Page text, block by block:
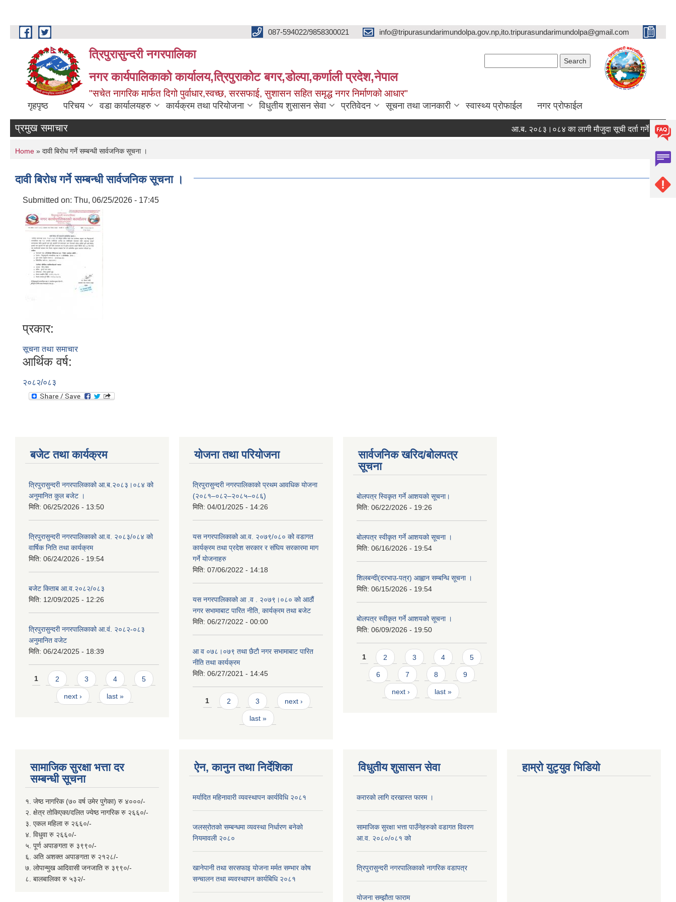
Skip to main content 087-594022/9858300021 info@tripurasundarimundolpa.gov.np,ito.tripurasundarimundolpa@gmail.com
त्रिपुरासुन्दरी नगरपालिका
नगर कार्यपालिकाको कार्यालय,त्रिपुराकोट बगर,डोल्पा,कर्णाली प्रदेश,नेपाल
"सचेत नागरिक मार्फत दिगो पुर्वाधार,स्वच्छ, सरसफाई, सुशासन सहित समृद्ध नगर निर्माणको आधार"
गृहपृष्ठ परिचय वडा कार्यालयहरु कार्यक्रम तथा परियोजना विधुतीय शुसासन सेवा प्रतिवेदन सूचना तथा जानकारी स्वास्थ्य प्रोफाईल नगर प्रोफाईल
प्रमुख समाचार आ.ब. २०८३।०८४ का लागी मौजुदा सूची दर्ता गर्ने सम्बन्धी सूचना ।
You are here
Home » दावी बिरोध गर्ने सम्बन्धी सार्वजनिक सूचना ।
दावी बिरोध गर्ने सम्बन्धी सार्वजनिक सूचना ।
Submitted on: Thu, 06/25/2026 - 17:45
प्रकार:
सूचना तथा समाचार
आर्थिक वर्ष:
२०८२/०८३
बजेट तथा कार्यक्रम
त्रिपुरासुन्दरी नगरपालिकाको आ.ब.२०८३।०८४ को
अनुमानित कुल बजेट ।
मिति: 06/25/2026 - 13:50
त्रिपुरासुन्दरी नगरपालिकाको आ.व. २०८३/०८४ को
वार्षिक निति तथा कार्यक्रम
मिति: 06/24/2026 - 19:54
बजेट किताब आ.व.२०८२/०८३
मिति: 12/09/2025 - 12:26
त्रिपुरासुन्दरी नगरपालिकाको आ.वं. २०८२-०८३
अनुमानित वजेट
मिति: 06/24/2025 - 18:39
Pages
1 2 3 4 5
next › last »
योजना तथा परियोजना
त्रिपुरासुन्दरी नगरपालिकाको प्रथम आवधिक योजना
(२०८१–०८२–२०८५–०८६)
मिति: 04/01/2025 - 14:26
यस नगरपालिकाको आ.व. २०७९/०८० को वडागत
कार्यक्रम तथा प्रदेश सरकार र संघिय सरकारमा माग
गर्ने याेजनाहरु
मिति: 07/06/2022 - 14:18
यस नगरपालिकाको आ‍ .व . २०७९।०८० को आठौं
नगर सभामाबाट पारित नीति, कार्यक्रम तथा बजेट
मिति: 06/27/2022 - 00:00
आ‍ व ०७८।०७९ तथा छैटाै नगर सभामाबाट पारित
नीति तथा कार्यक्रम
मिति: 06/27/2021 - 14:45
Pages
1 2 3 next ›
last »
सार्वजनिक खरिद/बोलपत्र
सूचना
बाेलपत्र स्विकृत गर्ने आशयकाे सूचना।
मिति: 06/22/2026 - 19:26
बोलपत्र स्वीकृत गर्ने आशयको सूचना ।
मिति: 06/16/2026 - 19:54
शिलबन्दी(दरभाउ-पत्र) आह्वान सम्बन्धि सूचना ।
मिति: 06/15/2026 - 19:54
बोलपत्र स्वीकृत गर्ने आशयको सूचना ।
मिति: 06/09/2026 - 19:50
Pages
1 2 3 4 5
6 7 8 9
next › last »
सामाजिक सुरक्षा भत्ता दर
सम्बन्धी सूचना
१. जेष्ठ नागरिक (७० वर्ष उमेर पुगेका) रु ४०००/-
२. क्षेत्र तोकिएका/दलित ज्येष्ठ नागरिक रु २६६०/-
३. एकल महिला रु २६६०/-
४. विधुवा रु २६६०/-
५. पूर्ण अपाङगता रु ३९९०/-
६. अति अशक्त अपाङगता रु २१२८/-
७. लोपान्मुख आदिवासी जनजाति रु ३९९०/-
८. बालबालिका रु ५३२/-
ऐन, कानुन तथा निर्देशिका
मर्यादित महिनावारी व्यवस्थापन कार्यविधि २०८१
जलस्रोतको सम्बन्धमा व्यवस्था निर्धारण बनेको
नियमावली २०८०
खानेपानी तथा सरसफाइ योजना मर्मत सम्भार कोष
सन्चालन तथा ब्यवस्थापन कार्यबिधि २०८१
विधुतीय शुसासन सेवा
करारको लागि दरखास्त फारम ।
सामाजिक सुरक्षा भत्ता पाउँनेहरुको वडागत विवरण
आ.व. २०८०/०८१ को
त्रिपुरासुन्दरी नगरपालिकाको नागरिक वडापत्र
याेजना सम्झौता फाराम
हाम्राे युटृयुव भिडियाे